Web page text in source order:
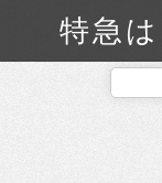
特急